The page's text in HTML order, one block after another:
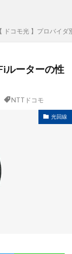
【 ドコモ光 】プロバイ
ルーターの性
NTTドコモ
光回線